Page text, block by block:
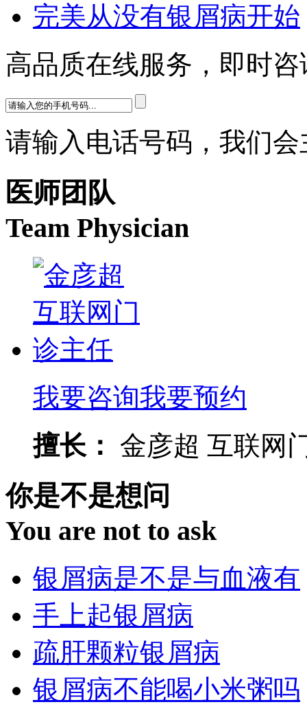
完美从没有银屑病开始
高品质在线服务，即时咨
请输入电话号码，我们
医师团队
Team Physician
我要咨询我要预约
擅长：
金彦超 互联网
你是不是想问
You are not to ask
银屑病是不是与血液有
手上起银屑病
疏肝颗粒银屑病
银屑病不能喝小米粥吗